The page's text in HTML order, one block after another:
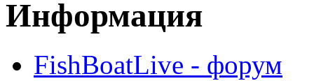
Информация
FishBoatLive - форум